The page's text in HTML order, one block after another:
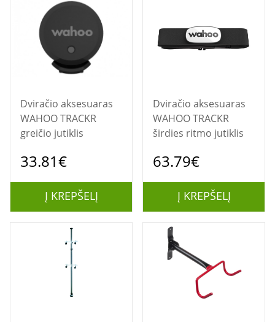
Dviračio aksesuaras
WAHOO TRACKR
greičio jutiklis
33.81€
Į KREPŠELĮ
Dviračio aksesuaras
WAHOO TRACKR
širdies ritmo jutiklis
63.79€
Į KREPŠELĮ